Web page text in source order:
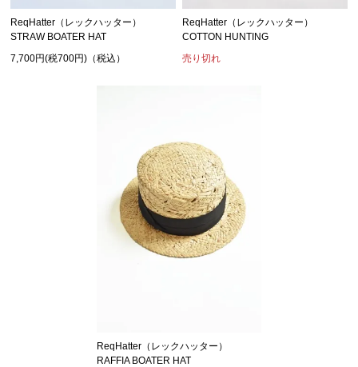
ReqHatter（レックハッター）
STRAW BOATER HAT
7,700円(税700円)（税込）
ReqHatter（レックハッター）
COTTON HUNTING
売り切れ
ReqHatter（レックハッター）
RAFFIA BOATER HAT